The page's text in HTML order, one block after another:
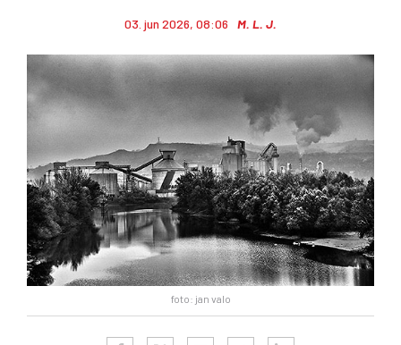
03. jun 2026, 08:06 M. L. J.
foto: jan valo